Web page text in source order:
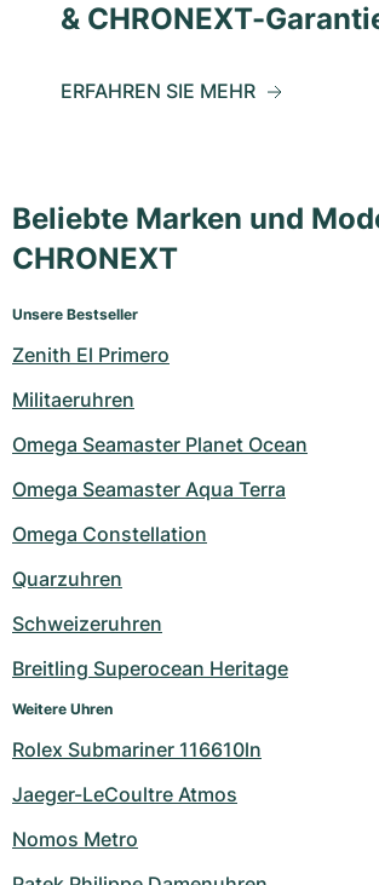
& CHRONEXT-
ERFAHREN SIE MEHR
Beliebte Marken und
CHRONEXT
Unsere Bestseller
Zenith El Primero
Militaeruhren
Omega Seamaster Planet Ocean
Omega Seamaster Aqua Terra
Omega Constellation
Quarzuhren
Schweizeruhren
Breitling Superocean Heritage
Weitere Uhren
Rolex Submariner 116610ln
Jaeger-LeCoultre Atmos
Nomos Metro